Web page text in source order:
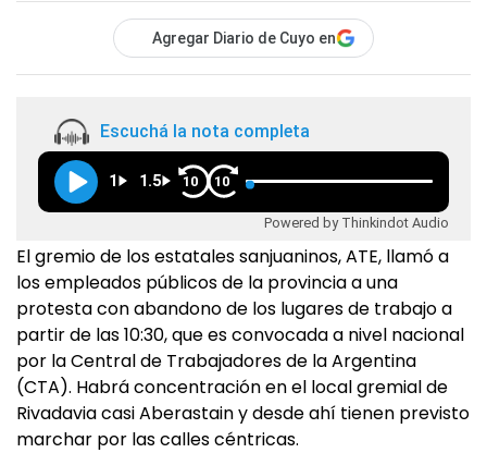
Agregar Diario de Cuyo en
Escuchá la nota completa
1 1.5 10 10
Powered by Thinkindot Audio
El gremio de los estatales sanjuaninos, ATE, llamó a
los empleados públicos de la provincia a una
protesta con abandono de los lugares de trabajo a
partir de las 10:30, que es convocada a nivel nacional
por la Central de Trabajadores de la Argentina
(CTA). Habrá concentración en el local gremial de
Rivadavia casi Aberastain y desde ahí tienen previsto
marchar por las calles céntricas.